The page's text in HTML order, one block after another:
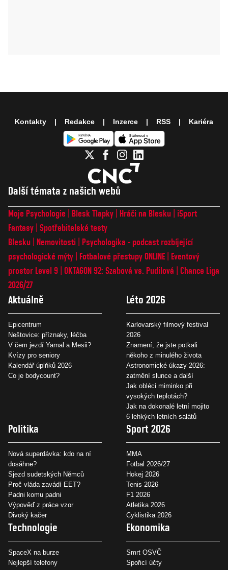
Další témata z našich webů
Moje Psychologie Blesk Tlapky Hráči na Blesku
iSport
Fantasy Spotřebitelské testy
Blesku
Nemovitosti
Psychologika - podcast rozbíjející
psychologické mýty
Fotbalové přestupy ONLINE
Eventový
prostor Level 9 OKTAGON 92: Szabová vs. Pudilová
Chance Liga
2026/27
Aktuálně
Epicentrum
Neštovice: příznaky, léčba
V čem jezdí Yamal a Mesii?
Kvízy pro seniory
Kalendář úplňků 2026
Co je bodycount?
Léto 2026
Karlovarský filmový festival
2026
Znamení, že jste potkali
někoho z minulého života
Astronomické úkazy 2026:
zatmění slunce a další
Jak obléci miminko při
vysokých teplotách?
Jak na dokonalé letní mojito
6 lehkých letních salátů
Politika
Nová superdávka: kdo na ní
dosáhne?
Sjezd sudetských Němců
Proč vláda zavádí EET?
Padni komu padni
Výpověď z práce vzor
Divoký kačer
Sport 2026
MMA
Fotbal 2026/27
Hokej 2026
Tenis 2026
F1 2026
Atletika 2026
Cyklistika 2026
Technologie
SpaceX na burze
Nejlepší telefony
Ekonomika
Smrt OSVČ
Spořicí účty
Kontakty Redakce Inzerce RSS Kariéra